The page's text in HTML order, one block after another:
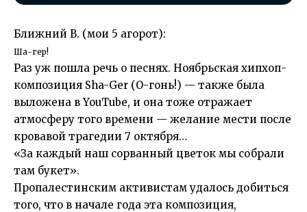
Ближний В. (мои 5 агорот):
Ша-гер!
Раз уж пошла речь о песнях. Ноябрьская хипхоп-
композиция Sha-Ger (О-гонь!) — также была
выложена в YouTube, и она тоже отражает
атмосферу того времени — желание мести после
кровавой трагедии 7 октября…
«За каждый наш сорванный цветок мы собрали
там букет».
Пропалестинским активистам удалось добиться
того, что в начале года эта композиция,